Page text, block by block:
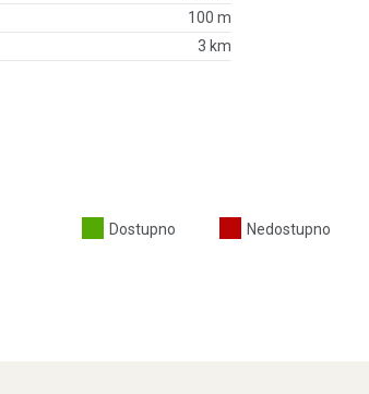
100 m
3 km
Dostupno Nedostupno